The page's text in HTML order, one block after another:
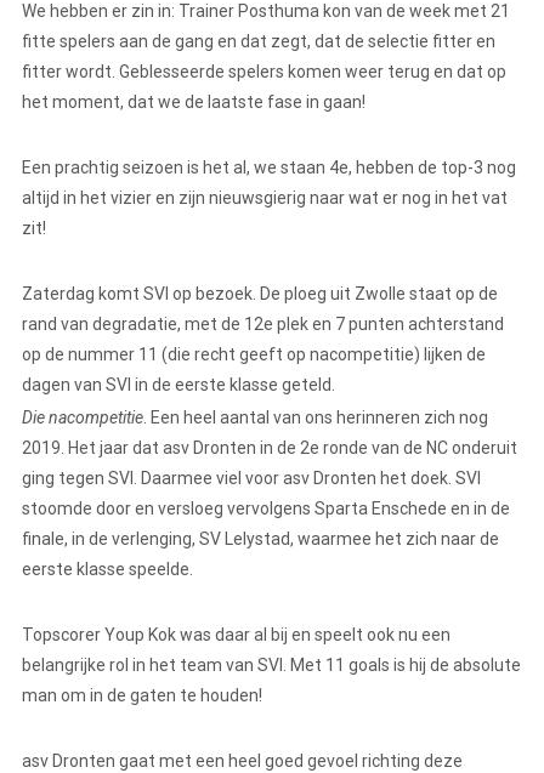
We hebben er zin in: Trainer Posthuma kon van de week met 21
fitte spelers aan de gang en dat zegt, dat de selectie fitter en
fitter wordt. Geblesseerde spelers komen weer terug en dat op
het moment, dat we de laatste fase in gaan!
Een prachtig seizoen is het al, we staan 4e, hebben de top-3 nog
altijd in het vizier en zijn nieuwsgierig naar wat er nog in het vat
zit!
Zaterdag komt SVI op bezoek. De ploeg uit Zwolle staat op de
rand van degradatie, met de 12e plek en 7 punten achterstand
op de nummer 11 (die recht geeft op nacompetitie) lijken de
dagen van SVI in de eerste klasse geteld.
Die nacompetitie. Een heel aantal van ons herinneren zich nog
2019. Het jaar dat asv Dronten in de 2e ronde van de NC onderuit
ging tegen SVI. Daarmee viel voor asv Dronten het doek. SVI
stoomde door en versloeg vervolgens Sparta Enschede en in de
finale, in de verlenging, SV Lelystad, waarmee het zich naar de
eerste klasse speelde.
Topscorer Youp Kok was daar al bij en speelt ook nu een
belangrijke rol in het team van SVI. Met 11 goals is hij de absolute
man om in de gaten te houden!
asv Dronten gaat met een heel goed gevoel richting deze